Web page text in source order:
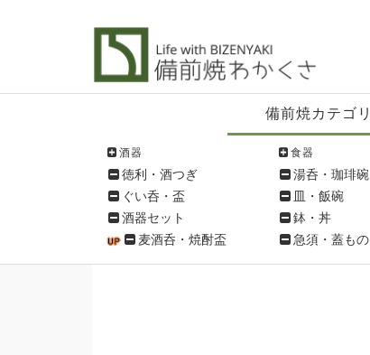
備前焼カテゴ
酒器
徳利・酒つぎ
ぐい呑・盃
酒器セット
麦酒呑・焼酎盃
食器
湯呑・珈琲碗
皿・飯碗
鉢・丼
急須・蓋もの